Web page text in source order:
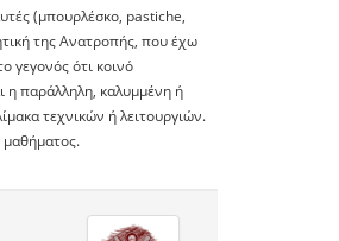
(μπουρλέσκο, pastiche,
της Ανατροπής, που έχω
γεγονός ότι κοινό
η παράλληλη, καλυμμένη ή
τεχνικών ή λειτουργιών.
μαθήματος.